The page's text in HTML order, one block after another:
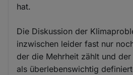
hat.
Die Diskussion der
inzwischen leider fast nur
der die Mehrheit zählt und
als überlebenswichtig